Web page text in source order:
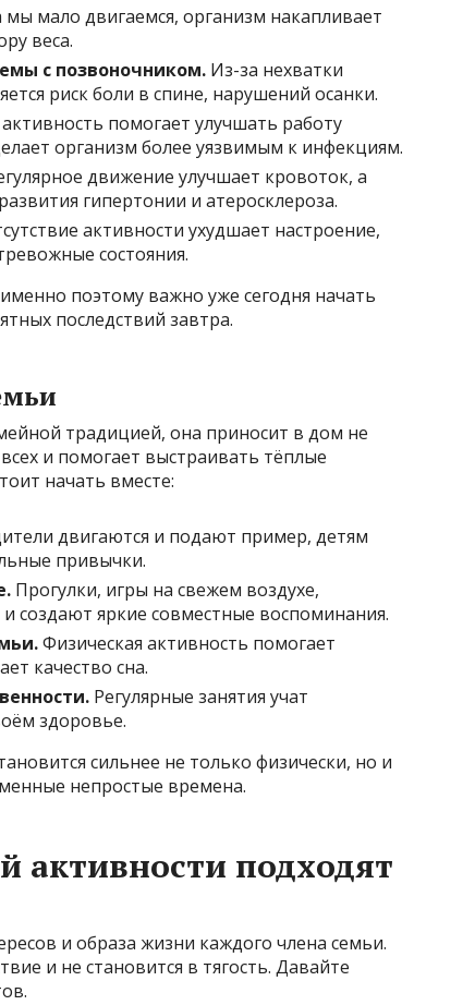
мы мало двигаемся, организм накапливает
веса.
с позвоночником. Из-за нехватки
риск боли в спине, нарушений осанки.
помогает улучшать работу
организм более уязвимым к инфекциям.
движение улучшает кровоток, а
гипертонии и атеросклероза.
активности ухудшает настроение,
состояния.
поэтому важно уже сегодня начать
последствий завтра.
традицией, она приносит в дом не
и помогает выстраивать тёплые
начать вместе:
двигаются и подают пример, детям
привычки.
Прогулки, игры на свежем воздухе,
создают яркие совместные воспоминания.
Физическая активность помогает
качество сна.
Регулярные занятия учат
здоровье.
сильнее не только физически, но и
непростые времена.
активности подходят
и образа жизни каждого члена семьи.
и не становится в тягость. Давайте